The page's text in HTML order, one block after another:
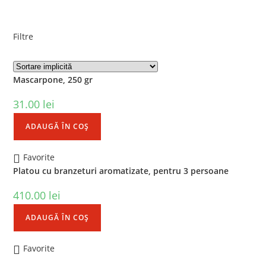
Filtre
Mascarpone, 250 gr
31.00 lei
ADAUGĂ ÎN COȘ
Favorite
Platou cu branzeturi aromatizate, pentru 3 persoane
410.00 lei
ADAUGĂ ÎN COȘ
Favorite